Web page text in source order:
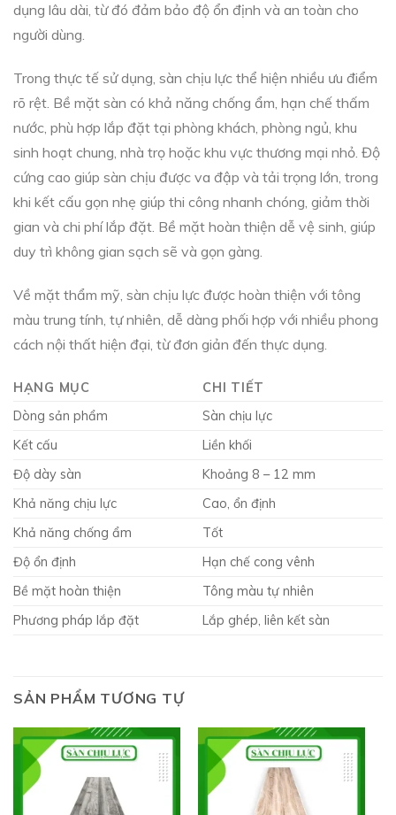
dụng lâu dài, từ đó đảm bảo độ ổn định và an toàn cho
người dùng.
Trong thực tế sử dụng, sàn chịu lực thể hiện nhiều ưu điểm
rõ rệt. Bề mặt sàn có khả năng chống ẩm, hạn chế thấm
nước, phù hợp lắp đặt tại phòng khách, phòng ngủ, khu
sinh hoạt chung, nhà trọ hoặc khu vực thương mại nhỏ. Độ
cứng cao giúp sàn chịu được va đập và tải trọng lớn, trong
khi kết cấu gọn nhẹ giúp thi công nhanh chóng, giảm thời
gian và chi phí lắp đặt. Bề mặt hoàn thiện dễ vệ sinh, giúp
duy trì không gian sạch sẽ và gọn gàng.
Về mặt thẩm mỹ, sàn chịu lực được hoàn thiện với tông
màu trung tính, tự nhiên, dễ dàng phối hợp với nhiều phong
cách nội thất hiện đại, từ đơn giản đến thực dụng.
HẠNG MỤC
CHI TIẾT
Dòng sản phẩm
Sàn chịu lực
Kết cấu
Liền khối
Độ dày sàn
Khoảng 8 – 12 mm
Khả năng chịu lực
Cao, ổn định
Khả năng chống ẩm
Tốt
Độ ổn định
Hạn chế cong vênh
Bề mặt hoàn thiện
Tông màu tự nhiên
Phương pháp lắp đặt
Lắp ghép, liên kết sàn
SẢN PHẨM TƯƠNG TỰ